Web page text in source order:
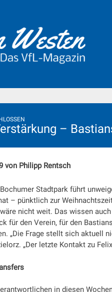
–
von Philipp Rentsch
Stadtpark führt
– pünktlich zur
nicht weit. Das wissen
für den Verein, für den
„Die Frage stellt sich aktuell
„Der letzte Kontakt zu
in diesen